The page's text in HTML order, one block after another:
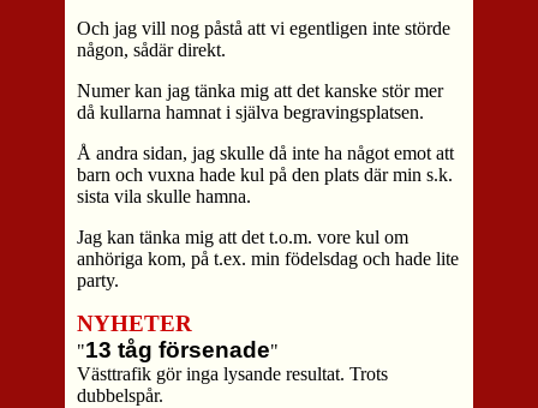
Och jag vill nog påstå att vi egentligen inte störde
någon, sådär direkt.
Numer kan jag tänka mig att det kanske stör mer
då kullarna hamnat i själva begravingsplatsen.
Å andra sidan, jag skulle då inte ha något emot att
barn och vuxna hade kul på den plats där min s.k.
sista vila skulle hamna.
Jag kan tänka mig att det t.o.m. vore kul om
anhöriga kom, på t.ex. min födelsdag och hade lite
party.
NYHETER
"13 tåg försenade"
Västtrafik gör inga lysande resultat. Trots
dubbelspår.